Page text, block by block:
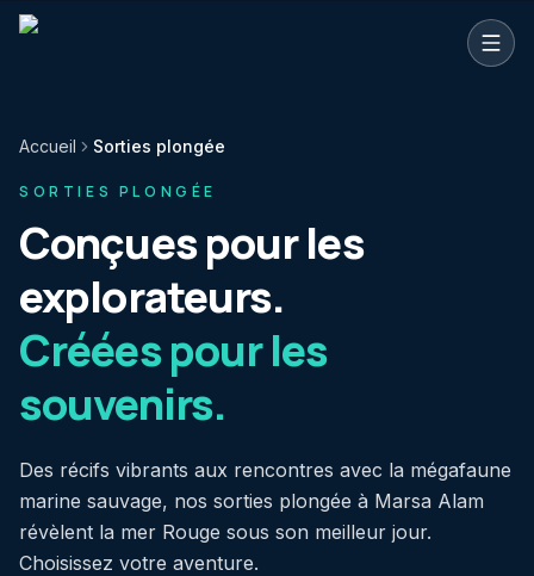
Aller au contenu principal
Accueil Sorties plongée
SORTIES PLONGÉE
Conçues pour les
explorateurs.
Créées pour les
souvenirs.
Des récifs vibrants aux rencontres avec la mégafaune
marine sauvage, nos sorties plongée à Marsa Alam
révèlent la mer Rouge sous son meilleur jour.
Choisissez votre aventure.